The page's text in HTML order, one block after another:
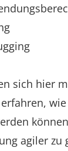
sich hier
agiler zu